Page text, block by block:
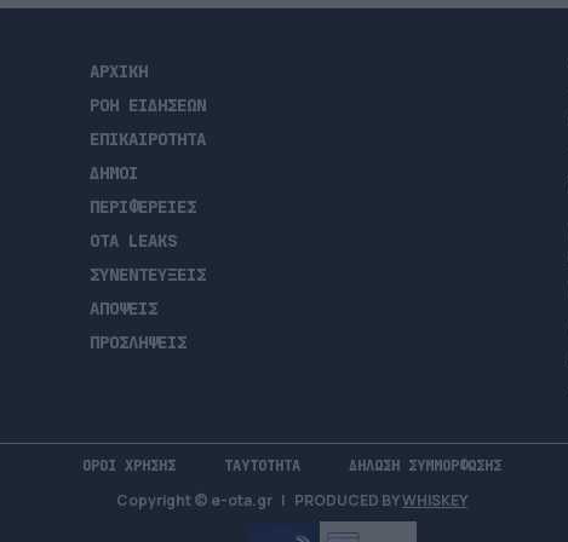
ΑΡΧΙΚΗ
ΡΟΗ ΕΙΔΗΣΕΩΝ
ΕΠΙΚΑΙΡΟΤΗΤΑ
ΔΗΜΟΙ
ΠΕΡΙΦΕΡΕΙΕΣ
OTA LEAKS
ΣΥΝΕΝΤΕΥΞΕΙΣ
ΑΠΟΨΕΙΣ
ΠΡΟΣΛΗΨΕΙΣ
ΟΡΟΙ ΧΡΗΣΗΣ ΤΑΥΤΟΤΗΤΑ ΔΗΛΩΣΗ ΣΥΜΜΟΡΦΩΣΗΣ
Copyright © e-ota.gr | PRODUCED BYWHISKEY